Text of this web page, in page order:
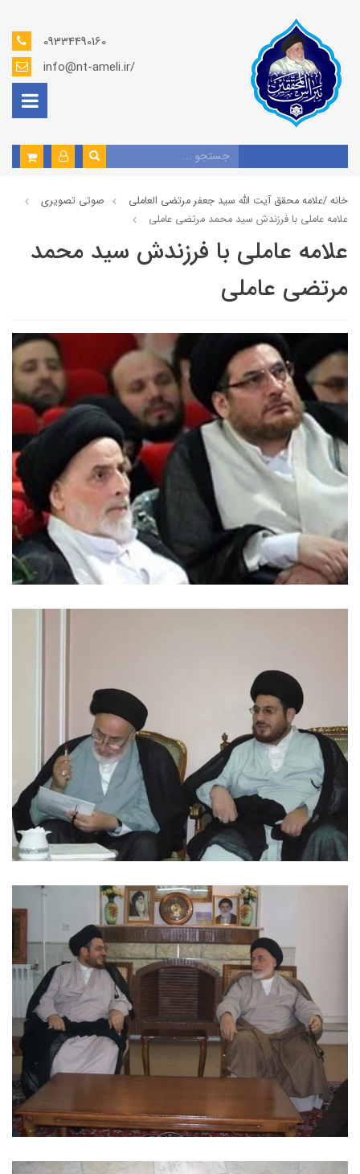
09334490160
info@nt-ameli.ir/
خانه /علامه محقق آیت الله سید جعفر مرتضی العاملی
صوتي تصويري
علامه عاملي با فرزندش سید محمد مرتضی عاملی
علامه عاملي با فرزندش سید محمد
مرتضی عاملی